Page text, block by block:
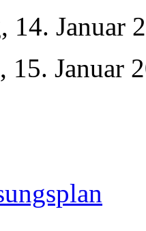
14. Januar
15. Januar